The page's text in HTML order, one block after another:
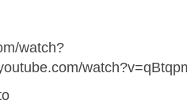
watch?